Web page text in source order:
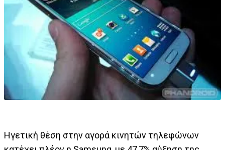
Ηγετική θέση στην αγορά κινητών τηλεφώνων